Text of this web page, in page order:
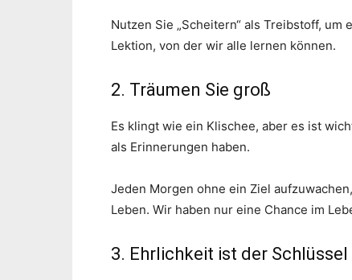
Nutzen Sie „Scheitern“ als Treibstoff,
Lektion, von der wir alle lernen können.
2. Träumen Sie groß
Es klingt wie ein Klischee, aber es ist
als Erinnerungen haben.
Jeden Morgen ohne ein Ziel
Leben. Wir haben nur eine Chance im
3. Ehrlichkeit ist der Schlüssel